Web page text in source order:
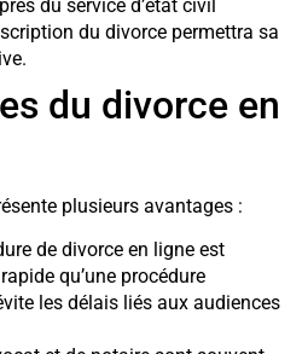
du service d’état civil
du divorce permettra sa
du divorce en
plusieurs avantages :
de divorce en ligne est
qu’une procédure
les délais liés aux audiences